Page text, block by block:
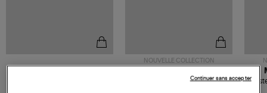
NOUVELLE COLLECTION
Mocassins Killian SportContinuer sans accepter